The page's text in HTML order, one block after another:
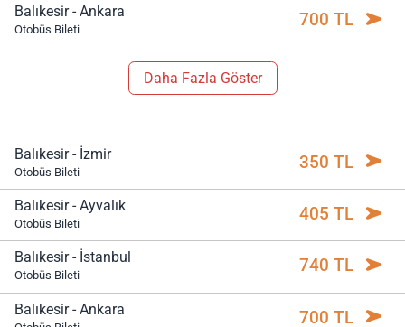
Balıkesir - Ankara
Otobüs Bileti 700 TL
Daha Fazla Göster
Balıkesir - İzmir
Otobüs Bileti 350 TL
Balıkesir - Ayvalık
Otobüs Bileti 405 TL
Balıkesir - İstanbul
Otobüs Bileti 740 TL
Balıkesir - Ankara 700 TL